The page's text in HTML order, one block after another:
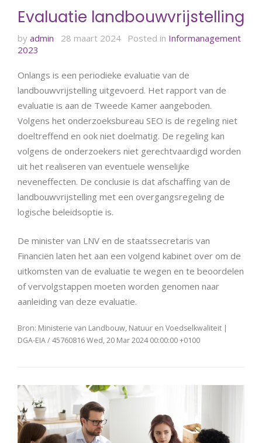
Evaluatie landbouwvrijstelling
by admin 28 maart 2024 Posted in Informanagement
2023
Onlangs is een periodieke evaluatie van de
landbouwvrijstelling uitgevoerd. Het rapport van de
evaluatie is aan de Tweede Kamer aangeboden.
Volgens het onderzoeksbureau SEO is de regeling niet
doeltreffend en ook niet doelmatig. De regeling kan
volgens de onderzoekers niet gerechtvaardigd worden
uit het realiseren van eventuele wenselijke
neveneffecten. De conclusie is dat afschaffing van de
landbouwvrijstelling met een overgangsregeling de
logische beleidsoptie is.
De minister van LNV en de staatssecretaris van
Financiën laten het aan een volgend kabinet over om de
uitkomsten van de evaluatie te wegen en te beoordelen
of vervolgstappen moeten worden genomen naar
aanleiding van deze evaluatie.
Bron: Ministerie van Landbouw, Natuur en Voedselkwaliteit |
DGA-EIA / 45760816 Wed, 20 Mar 2024 00:00:00 +0100